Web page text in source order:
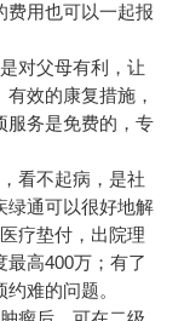
费用也可以一起报
对父母有利，让
效的康复措施，
服务是免费的，专
看不起病，是社
绿通可以很好地解
疗垫付，出院理
高400万；有了
难的问题。